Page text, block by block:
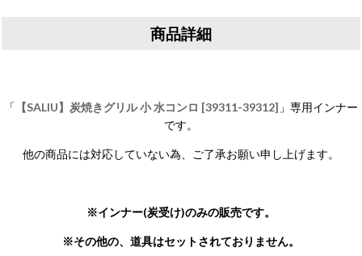
商品詳細
「 【SALIU】炭焼きグリル 小 水コンロ [39311-39312] 」専用インナー
です。
他の商品には対応していない為、ご了承お願い申し上げます。
※インナー(炭受け)のみの販売です。
※その他の、道具はセットされておりません。